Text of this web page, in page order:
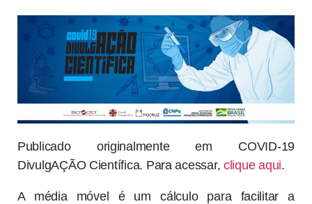
Publicado originalmente em COVID-19
DivulgAÇÃO Científica. Para acessar,clique aqui.
A média móvel é um cálculo para facilitar a